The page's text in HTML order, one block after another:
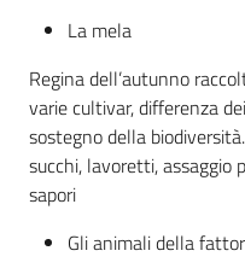
La mela
Regina dell’autunno
varie cultivar, differenza
sostegno della
succhi, lavoretti, assaggio
sapori
Gli animali della